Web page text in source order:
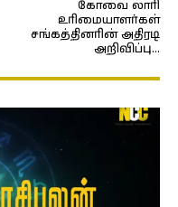
கோவை லாரி
உரிமையாளர்கள்
சங்கத்தினரின் அதிரடி
அறிவிப்பு…